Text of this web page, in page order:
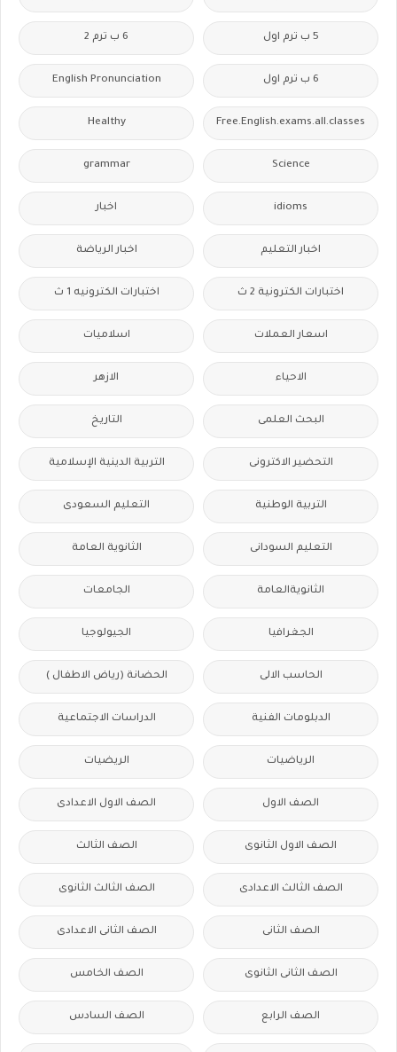
5 ب ترم اول 6 ب ترم 2
6 ب ترم اول English Pronunciation
Free.English.exams.all.classes
Healthy
Science
grammar
idioms اخبار
اخبار التعليم اخبار الرياضة
اختبارات الكترونية 2 ث اختبارات الكترونيه 1 ث
اسعار العملات اسلاميات
الاحياء الازهر
البحث العلمى التاريخ
التحضير الاكترونى التربية الدينية الإسلامية
التربية الوطنية التعليم السعودى
التعليم السودانى الثانوية العامة
الثانويةالعامة الجامعات
الجغرافيا الجيولوجيا
الحاسب الالى الحضانة (رياض الاطفال )
الدبلومات الفنية الدراسات الاجتماعية
الرياضيات الريضيات
الصف الاول الصف الاول الاعدادى
الصف الاول الثانوى الصف الثالث
الصف الثالث الاعدادى الصف الثالث الثانوى
الصف الثانى الصف الثانى الاعدادى
الصف الثانى الثانوى الصف الخامس
الصف الرابع الصف السادس